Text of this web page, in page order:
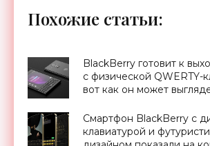
Похожие статьи:
BlackBerry готовит к
с физической QWERTY-
вот как он может
Смартфон BlackBerry с
клавиатурой и